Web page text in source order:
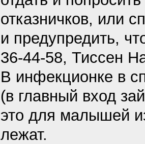
отказничков, или
и предупредить,
36-44-58, Тиссен
В инфекционке в
(в главный вход
это для малышей
лежат.